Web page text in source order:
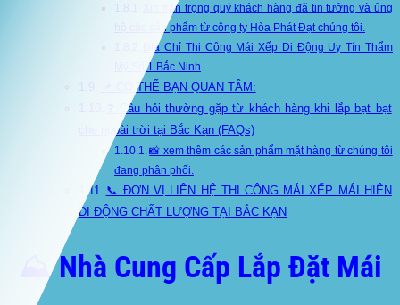
Xin trân trọng quý khách hàng đã tin tưởng và ủng
hộ các sản phẩm từ công ty Hòa Phát Đạt chúng tôi.
Địa Chỉ Thi Công Mái Xếp Di Động Uy Tín Thẩm
Mỹ Số 1 Bắc Ninh
📌 CÓ THỂ BẠN QUAN TÂM:
❓ Câu hỏi thường gặp từ khách hàng khi lắp bạt bạt
che ngoài trời tại Bắc Kạn (FAQs)
📸 xem thêm các sản phẩm mặt hàng từ chúng tôi
đang phân phối.
📞 ĐƠN VỊ LIÊN HỆ THI CÔNG MÁI XẾP MÁI HIÊN
DI ĐỘNG CHẤT LƯỢNG TẠI BẮC KẠN
⛰️ Nhà Cung Cấp Lắp Đặt Mái